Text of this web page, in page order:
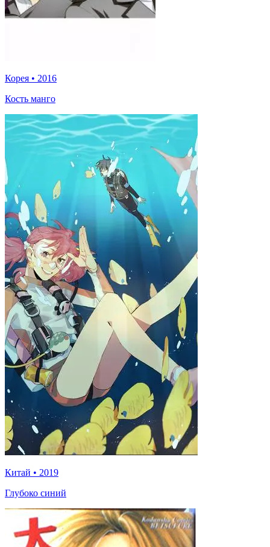
Корея • 2016
Кость манго
Китай • 2019
Глубоко синий